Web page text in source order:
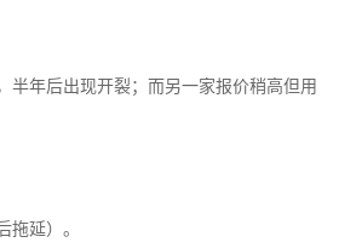
年后出现开裂；而另一家报价稍高但用
拖延）。